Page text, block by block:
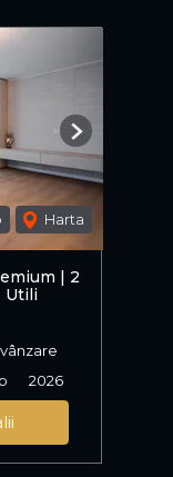
Harta
Next
| 2
Utili
2026